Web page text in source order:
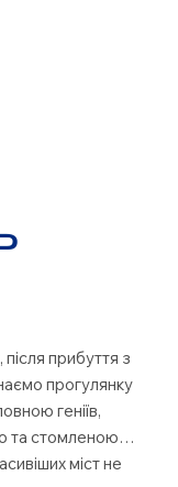
прибуття з
прогулянку
геніїв,
та стомленою…
міст не